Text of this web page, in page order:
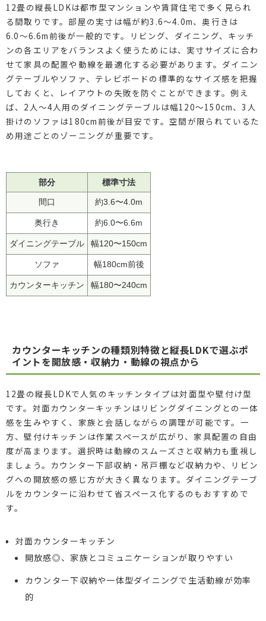
12畳の縦長LDKは都市型マンションや賃貸住宅で多く見られ
る間取りです。部屋の実寸は幅が約3.6〜4.0m、奥行きは
6.0〜6.6m前後が一般的です。リビング、ダイニング、キッチ
ンの各エリアをバランスよく使うためには、実寸サイズに合わ
せて家具の配置や動線を最適化する必要があります。ダイニン
グテーブルやソファ、テレビボードの標準的なサイズ感を把握
しておくと、レイアウトの失敗を防ぐことができます。例え
ば、2人〜4人用のダイニングテーブルは幅120〜150cm、3人
掛けのソファは180cm前後が目安です。空間が限られているた
め用途ごとのゾーニングが重要です。
部分 標準寸法
間口 約3.6〜4.0m
奥行き 約6.0〜6.6m
ダイニングテーブル 幅120〜150cm
ソファ 幅180cm前後
カウンターキッチン 幅180〜240cm
カウンターキッチンの種類別特徴と縦長LDKで選ぶポ
イントを開放感・収納力・動線の視点から
12畳の縦長LDKで人気のキッチンタイプは対面型や壁付け型
です。対面カウンターキッチンはリビングダイニングとの一体
感を生みやすく、家族と会話しながらの調理が可能です。一
方、壁付けキッチンは作業スペースが広がり、家具配置の自由
度が高まります。選択時は動線のスムーズさと収納力も重視し
ましょう。カウンター下部収納・吊戸棚など収納力や、リビン
グへの開放感の感じ方が大きく異なります。ダイニングテーブ
ルをカウンターに沿わせて省スペース化するのもおすすめで
す。
対面カウンターキッチン
開放感◎、家族とコミュニケーションが取りやすい
カウンター下収納や一体型ダイニングで生活動線が効率
的